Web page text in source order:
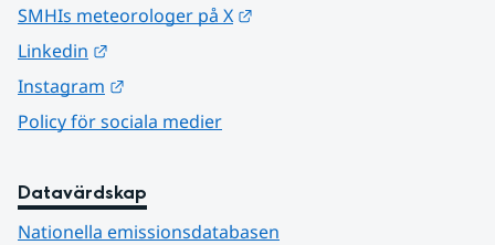
SMHIs meteorologer på X
Linkedin
Instagram
Policy för sociala medier
Datavärdskap
Nationella emissionsdatabasen